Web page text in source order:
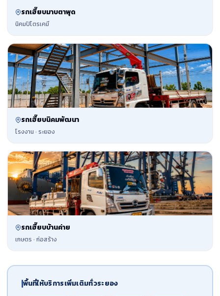
รถเฮี๊ยบมาบตาพุด
นิคมปิโตรเคมี
รถเฮี๊ยบนิคมพัฒนา
โรงงาน · ระยอง
รถเฮี๊ยบบ้านค่าย
เกษตร · ก่อสร้าง
พื้นที่ให้บริการเพิ่มเติมทั่วระยอง